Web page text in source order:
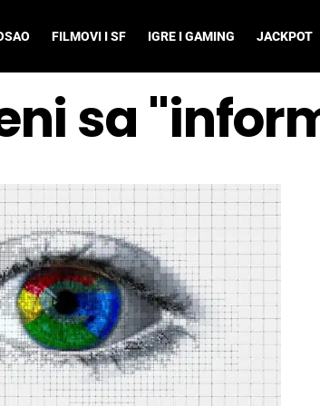
FILMOVI I SF IGRE I GAMING JACKPOT
sa